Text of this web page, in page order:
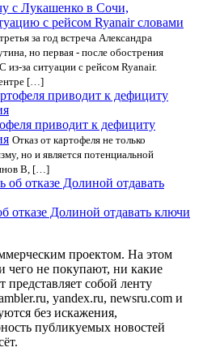
с Лукашенко в Сочи,
с рейсом Ryanair словами
за год встреча Александра
но первая - после обострения
за ситуации с рейсом Ryanair.
[…]
приводит к дефициту
Отказ от картофеля не только
но и является потенциальной
В, […]
отказе Долиной отдавать ключи
проектом. На этом
чего не покупают, ни какие
собой ленту
yandex.ru, newsru.com и
без искажения,
публикуемых новостей